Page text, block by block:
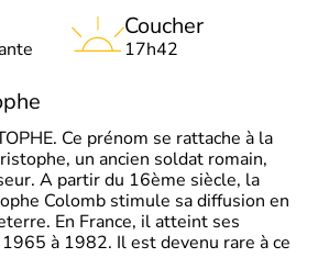
Coucher
17h42
Ce prénom se rattache à la
un ancien soldat romain,
A partir du 16ème siècle, la
Colomb stimule sa diffusion en
En France, il atteint ses
à 1982. Il est devenu rare à ce